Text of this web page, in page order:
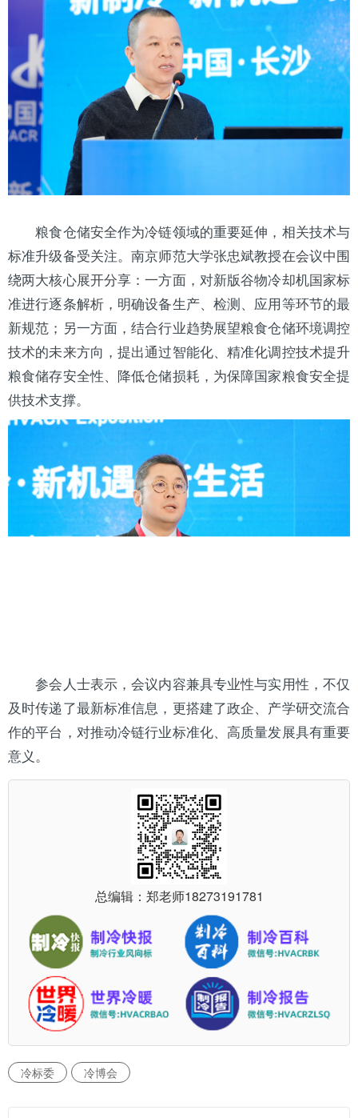
粮食仓储安全作为冷链领域的重要延伸，相关技术与
标准升级备受关注。南京师范大学张忠斌教授在会议中围
绕两大核心展开分享：一方面，对新版谷物冷却机国家标
准进行逐条解析，明确设备生产、检测、应用等环节的最
新规范；另一方面，结合行业趋势展望粮食仓储环境调控
技术的未来方向，提出通过智能化、精准化调控技术提升
粮食储存安全性、降低仓储损耗，为保障国家粮食安全提
供技术支撑。
参会人士表示，会议内容兼具专业性与实用性，不仅
及时传递了最新标准信息，更搭建了政企、产学研交流合
作的平台，对推动冷链行业标准化、高质量发展具有重要
意义。
总编辑：郑老师18273191781
冷标委 冷博会